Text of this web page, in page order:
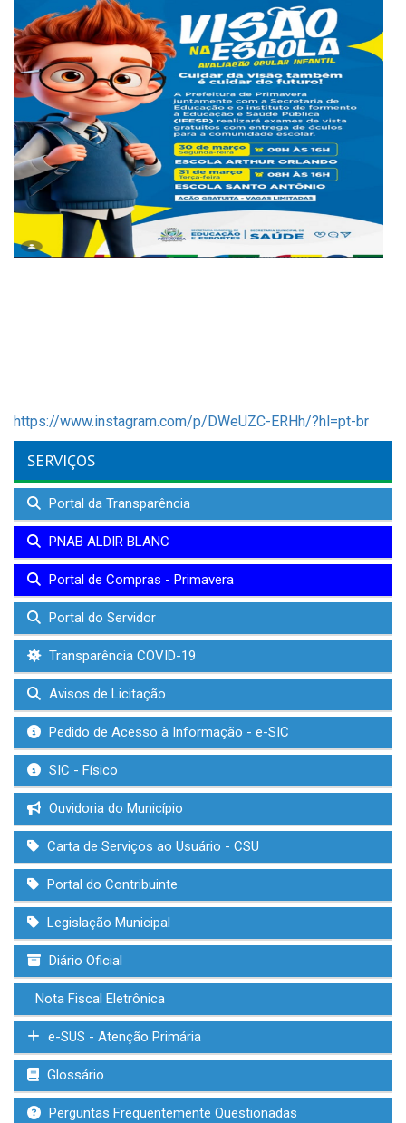
https://www.instagram.com/p/DWeUZC-ERHh/?hl=pt-br
SERVIÇOS
Portal da Transparência
PNAB ALDIR BLANC
Portal de Compras - Primavera
Portal do Servidor
Transparência COVID-19
Avisos de Licitação
Pedido de Acesso à Informação - e-SIC
SIC - Físico
Ouvidoria do Município
Carta de Serviços ao Usuário - CSU
Portal do Contribuinte
Legislação Municipal
Diário Oficial
Nota Fiscal Eletrônica
e-SUS - Atenção Primária
Glossário
Perguntas Frequentemente Questionadas